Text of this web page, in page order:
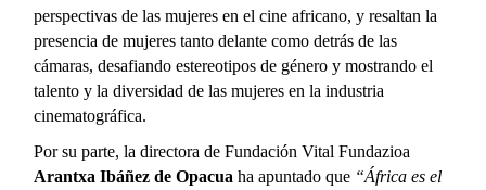
perspectivas de las mujeres en el cine africano, y resaltan la
presencia de mujeres tanto delante como detrás de las
cámaras, desafiando estereotipos de género y mostrando el
talento y la diversidad de las mujeres en la industria
cinematográfica.
Por su parte, la directora de Fundación Vital Fundazioa
Arantxa Ibáñez de Opacua ha apuntado que “África es el